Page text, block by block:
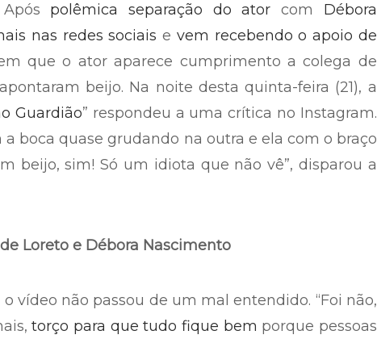
polêmica separação do ator com Débora
nas redes sociais e vem recebendo o apoio de
que o ator aparece cumprimento a colega de
beijo. Na noite desta quinta-feira (21), a
Guardião” respondeu a uma crítica no Instagram.
a boca quase grudando na outra e ela com o braço
beijo, sim! Só um idiota que não vê”, disparou a
Loreto e Débora Nascimento
vídeo não passou de um mal entendido. “Foi não,
torço para que tudo fique bem porque pessoas